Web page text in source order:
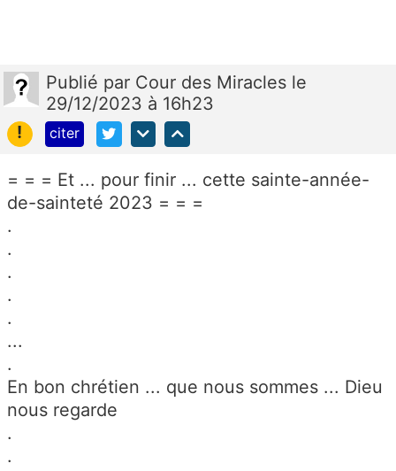
Publié par Cour des Miracles le
29/12/2023 à 16h23
!
citer
= = = Et ... pour finir ... cette sainte-année-
de-sainteté 2023 = = =
.
.
.
.
.
...
.
En bon chrétien ... que nous sommes ... Dieu
nous regarde
.
.